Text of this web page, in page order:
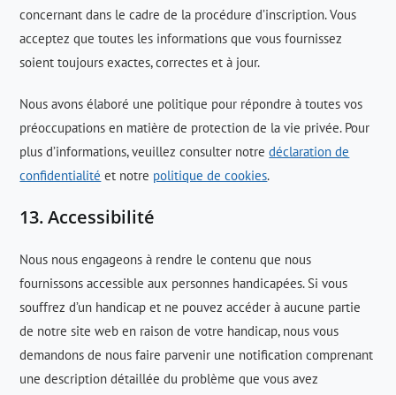
concernant dans le cadre de la procédure d’inscription. Vous
acceptez que toutes les informations que vous fournissez
soient toujours exactes, correctes et à jour.
Nous avons élaboré une politique pour répondre à toutes vos
préoccupations en matière de protection de la vie privée. Pour
plus d’informations, veuillez consulter notredéclaration de
confidentialité et notre politique de cookies.
13. Accessibilité
Nous nous engageons à rendre le contenu que nous
fournissons accessible aux personnes handicapées. Si vous
souffrez d’un handicap et ne pouvez accéder à aucune partie
de notre site web en raison de votre handicap, nous vous
demandons de nous faire parvenir une notification comprenant
une description détaillée du problème que vous avez